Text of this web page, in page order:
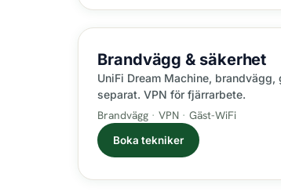
Brandvägg & säkerhet
UniFi Dream Machine, brandvägg,
separat. VPN för fjärrarbete.
Brandvägg VPN Gäst-WiFi
Boka tekniker